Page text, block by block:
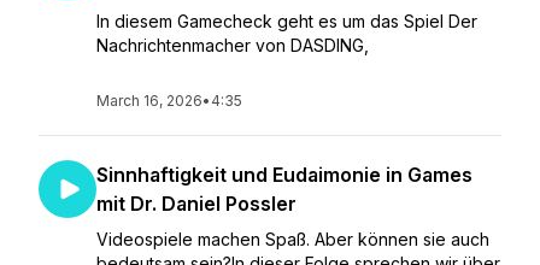
In diesem Gamecheck geht es um das Spiel Der
Nachrichtenmacher von DASDING,
March 16, 2026• 4:35
Sinnhaftigkeit und Eudaimonie in Games
mit Dr. Daniel Possler
Videospiele machen Spaß. Aber können sie auch